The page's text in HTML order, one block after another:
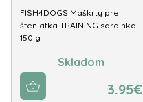
FISH4DOGS Maškrty pre
šteniatka TRAINING sardinka
150 g
Skladom
3.95€